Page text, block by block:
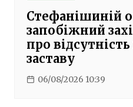
Стефанішиній
запобіжний
про
заставу
06/08/2026 10:39